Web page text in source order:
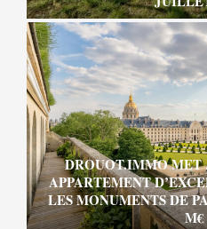
DROUOT.IMMO MET
APPARTEMENT
LES MONUMENTS DE